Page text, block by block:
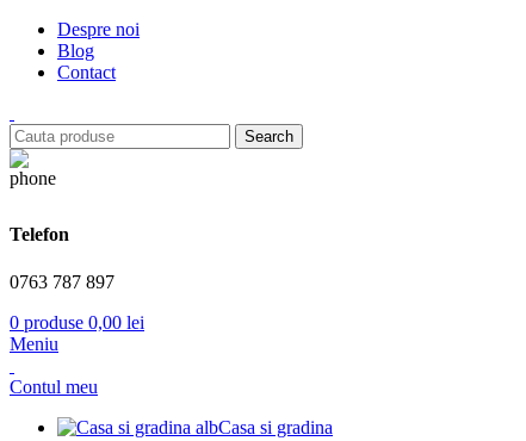
Despre noi
Blog
Contact
Search
Telefon
0763 787 897
0 produse 0,00 lei
Meniu
Contul meu
Casa si gradina